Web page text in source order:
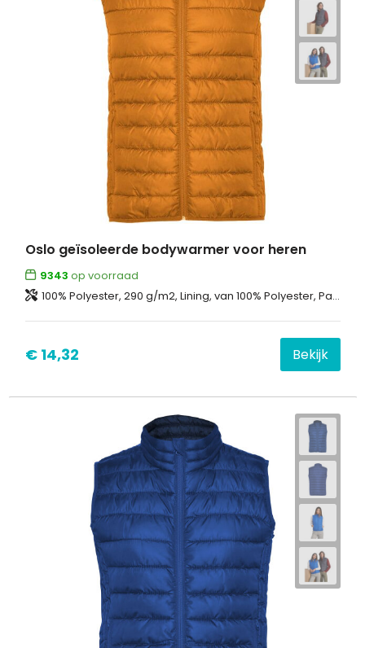
Oslo geïsoleerde bodywarmer voor heren
9343 op voorraad
100% Polyester, 290 g/m2, Lining, van 100% Polyester, Padding/filling, van 100% Polyester
€ 14,32 Bekijk